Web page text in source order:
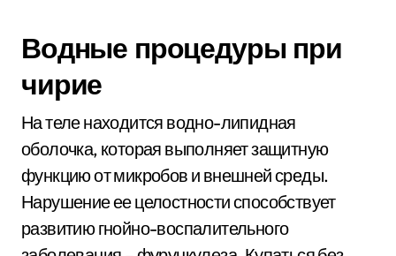
Водные процедуры при
чирие
На теле находится водно-липидная
оболочка, которая выполняет защитную
функцию от микробов и внешней среды.
Нарушение ее целостности способствует
развитию гнойно-воспалительного